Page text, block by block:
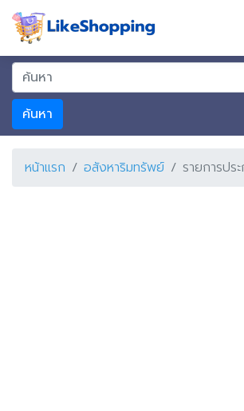
ค้นหา
หน้าแรก อสังหาริมทรัพย์ รายการปร